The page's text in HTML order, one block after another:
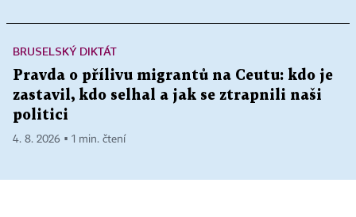
BRUSELSKÝ DIKTÁT
Pravda o přílivu migrantů na Ceutu: kdo je
zastavil, kdo selhal a jak se ztrapnili naši
politici
4. 8. 2026 ▪ 1 min. čtení